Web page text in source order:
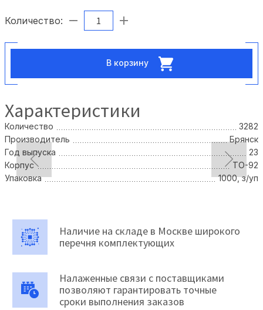
Количество:
В корзину
Характеристики
Количество
3282
Производитель
Брянск
Год выпуска
23
Корпус
TO-92
Упаковка
1000, з/уп
Наличие на складе в Москве широкого
перечня комплектующих
Налаженные связи с поставщиками
позволяют гарантировать точные
сроки выполнения заказов